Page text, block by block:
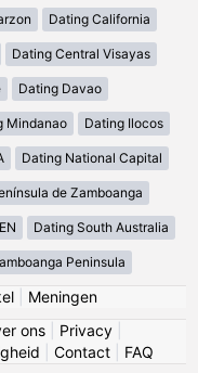
Dating California
Dating Central Visayas
Dating Davao
Mindanao Dating Ilocos
Dating National Capital
de Zamboanga
Dating South Australia
Peninsula
| Meningen
ons Privacy
Contact FAQ